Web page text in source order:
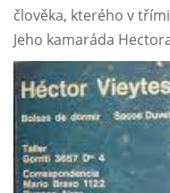
člověka, kterého v
Jeho kamaráda